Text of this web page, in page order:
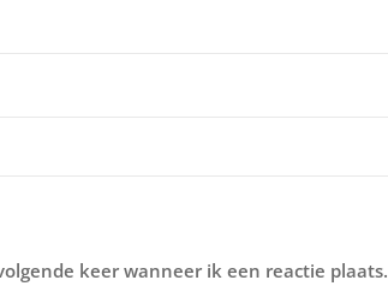
keer wanneer ik een reactie plaats.